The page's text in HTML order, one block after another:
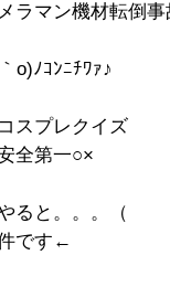
ラマン機材転倒事
o)ﾉｺﾝﾆﾁﾜｧ♪
スプレクイズ
全第一○×
ると。。。（
です←